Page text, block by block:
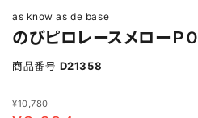
as know as de base
のびピロレースメローＰＯ
商品番号 D21358
¥10,780